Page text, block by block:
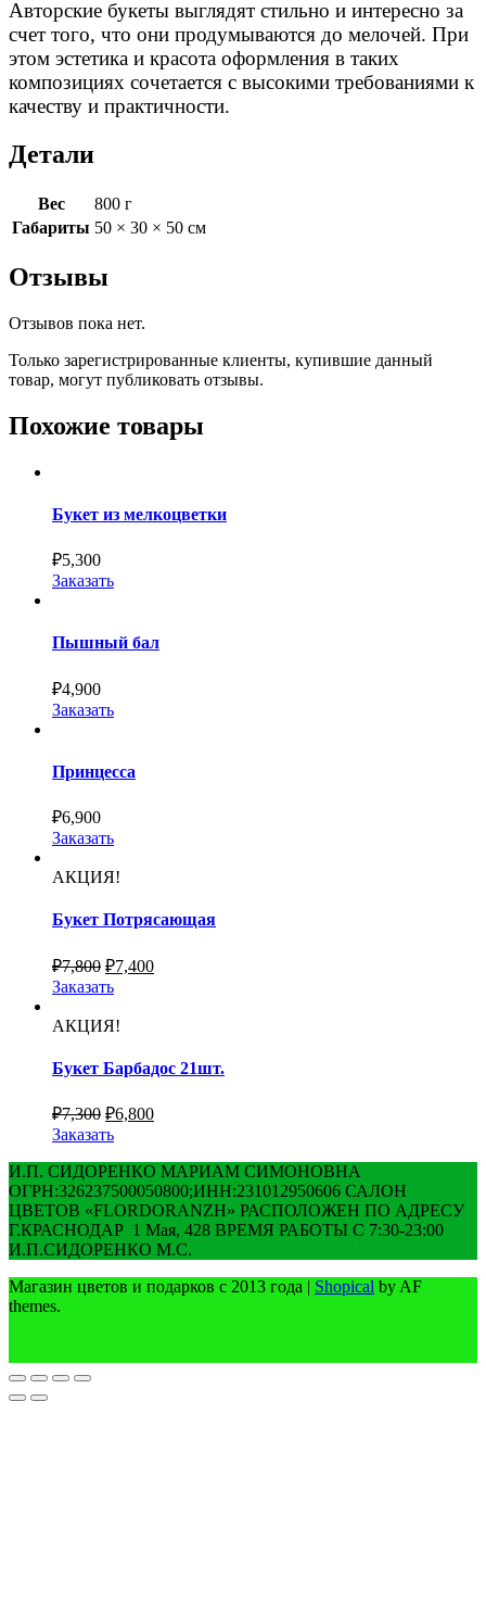
Авторские букеты выглядят стильно и интересно за
счет того, что они продумываются до мелочей. При
этом эстетика и красота оформления в таких
композициях сочетается с высокими требованиями к
качеству и практичности.
Детали
Вес
800 г
Габариты 50 × 30 × 50 см
Отзывы
Отзывов пока нет.
Только зарегистрированные клиенты, купившие данный
товар, могут публиковать отзывы.
Похожие товары
Букет из мелкоцветки
₽5,300
Заказать
Пышный бал
₽4,900
Заказать
Принцесса
₽6,900
Заказать
АКЦИЯ!
Букет Потрясающая
₽7,800 ₽7,400
Заказать
АКЦИЯ!
Букет Барбадос 21шт.
₽7,300 ₽6,800
Заказать
И.П. СИДОРЕНКО МАРИАМ СИМОНОВНА
ОГРН:326237500050800;ИНН:231012950606 САЛОН
ЦВЕТОВ «FLORDORANZH» РАСПОЛОЖЕН ПО АДРЕСУ
Г.КРАСНОДАР 1 Мая, 428 ВРЕМЯ РАБОТЫ С 7:30-23:00
И.П.СИДОРЕНКО М.С.
Магазин цветов и подарков с 2013 года | Shopical by AF
themes.